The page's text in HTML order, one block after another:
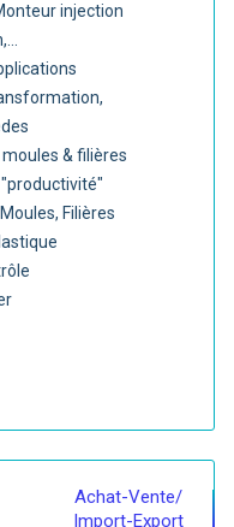
injection
& filières
Filières
Achat-Vente/
Import-Export